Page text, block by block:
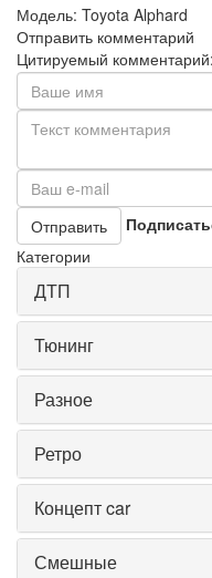
Модель: Toyota Alphard
Отправить комментарий
Цитируемый комментарий:
Отправить
Категории
ДТП
Тюнинг
Разное
Ретро
Концепт car
Смешные